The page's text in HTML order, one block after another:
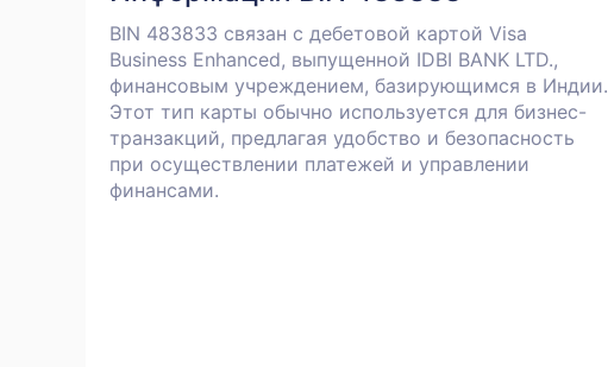
BIN 483833 связан с дебетовой картой Visa
Business Enhanced, выпущенной IDBI BANK LTD.,
финансовым учреждением, базирующимся в Индии.
Этот тип карты обычно используется для бизнес-
транзакций, предлагая удобство и безопасность
при осуществлении платежей и управлении
финансами.